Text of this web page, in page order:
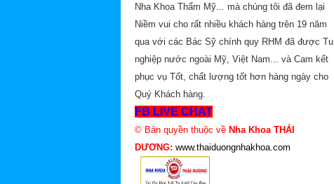
Nha Khoa Thẩm Mỹ... mà chúng tôi đã đem lại
Niềm vui cho rất nhiều khách hàng trên 19 năm
qua với các Bác Sỹ chính quy RHM đã được Tu
nghiệp nước ngoài Mỹ, Việt Nam... và Cam kết
phục vụ Tốt, chất lượng tốt hơn hàng ngày cho
Quý Khách hàng.
FB LIVE CHAT
© Bản quyền thuộc về Nha Khoa THÁI
DƯƠNG: www.thaiduongnhakhoa.com